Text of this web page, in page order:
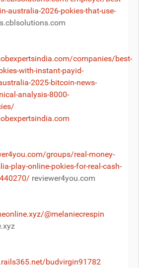
australia-2026-pokies-that-use-
companies/best-
with-instant-payid-
2025-bitcoin-news-
analysis-8000-
groups/real-money-
play-online-pokies-for-real-cash-
reviewer4you.com
@melaniecrespin
budvirgin91782